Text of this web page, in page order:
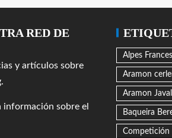
RED DE
y artículos sobre
información sobre el
Alpes
Aramon
Aramon
Baqueira
Competición